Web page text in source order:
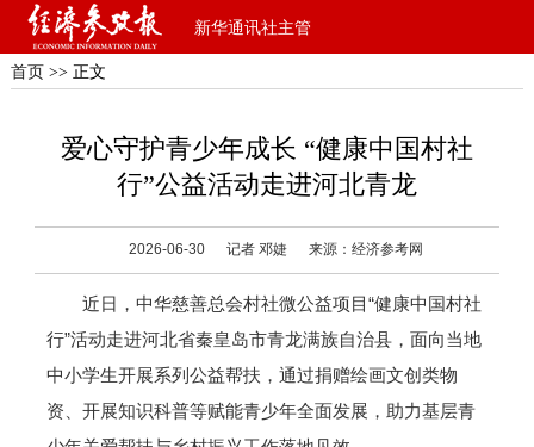
新华通讯社主管
首页 >> 正文
爱心守护青少年成长 “健康中国村社
行”公益活动走进河北青龙
2026-06-30 记者 邓婕 来源：经济参考网
近日，中华慈善总会村社微公益项目“健康中国村社
行”活动走进河北省秦皇岛市青龙满族自治县，面向当地
中小学生开展系列公益帮扶，通过捐赠绘画文创类物
资、开展知识科普等赋能青少年全面发展，助力基层青